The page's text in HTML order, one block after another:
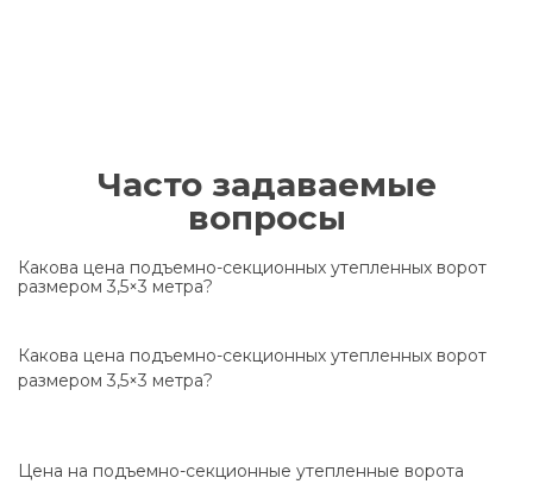
Часто задаваемые
вопросы
Какова цена подъемно-секционных утепленных ворот
размером 3,5×3 метра?
Какова цена подъемно-секционных утепленных ворот
размером 3,5×3 метра?
Цена на подъемно-секционные утепленные ворота